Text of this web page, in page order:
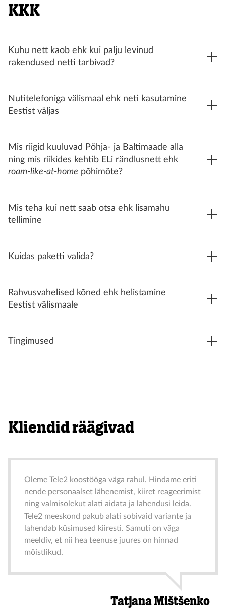
KKK
Kuhu nett kaob ehk kui palju levinud
rakendused netti tarbivad?
Nutitelefoniga välismaal ehk neti kasutamine
Eestist väljas
Mis riigid kuuluvad Põhja- ja Baltimaade alla
ning mis riikides kehtib ELi rändlusnett ehk
roam-like-at-home põhimõte?
Mis teha kui nett saab otsa ehk lisamahu
tellimine
Kuidas paketti valida?
Rahvusvahelised kõned ehk helistamine
Eestist välismaale
Tingimused
Kliendid räägivad
Oleme Tele2 koostööga väga rahul. Hindame eriti
nende personaalset lähenemist, kiiret reageerimist
ning valmisolekut alati aidata ja lahendusi leida.
Tele2 meeskond pakub alati sobivaid variante ja
lahendab küsimused kiiresti. Samuti on väga
meeldiv, et nii hea teenuse juures on hinnad
mõistlikud.
Tatjana Mištšenko